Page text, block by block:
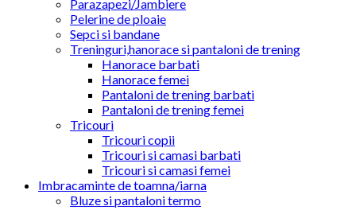
Parazapezi/Jambiere
Pelerine de ploaie
Sepci si bandane
Treninguri,hanorace si pantaloni de trening
Hanorace barbati
Hanorace femei
Pantaloni de trening barbati
Pantaloni de trening femei
Tricouri
Tricouri copii
Tricouri si camasi barbati
Tricouri si camasi femei
Imbracaminte de toamna/iarna
Bluze si pantaloni termo